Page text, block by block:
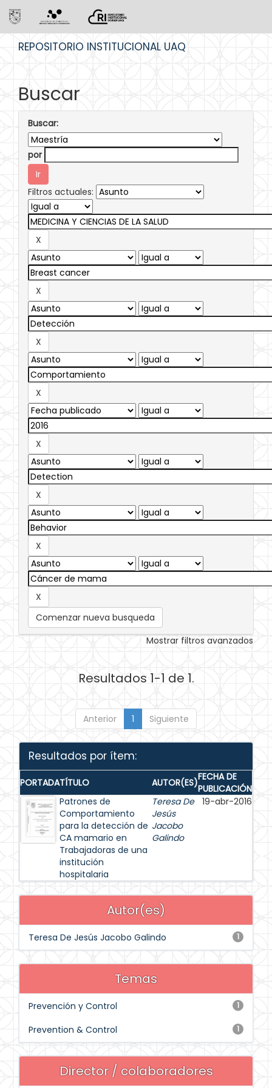
REPOSITORIO INSTITUCIONAL UAQ
Buscar
Buscar:
por
Filtros actuales:
Comenzar nueva busqueda
Mostrar filtros avanzados
Resultados 1-1 de 1.
Anterior 1 Siguiente
Resultados por ítem:
PORTADATÍTULO AUTOR(ES)FECHA DE
PUBLICACIÓN
Patrones de
Comportamiento
para la detección de
CA mamario en
Trabajadoras de una
institución
hospitalaria
Teresa De
Jesús
Jacobo
Galindo
19-abr-2016
Autor(es)
1
Teresa De Jesús Jacobo Galindo
Temas
1
Prevención y Control
1
Prevention & Control
Director / colaboradores